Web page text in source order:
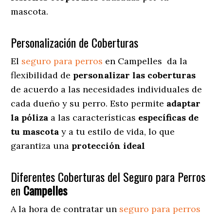
mascota.
Personalización de Coberturas
El seguro para perros en Campelles da la
flexibilidad de personalizar las coberturas
de acuerdo a las necesidades individuales de
cada dueño y su perro. Esto permite adaptar
la póliza a las características específicas de
tu mascota y a tu estilo de vida, lo que
garantiza una protección ideal
Diferentes Coberturas del Seguro para Perros
en Campelles
A la hora de contratar un seguro para perros